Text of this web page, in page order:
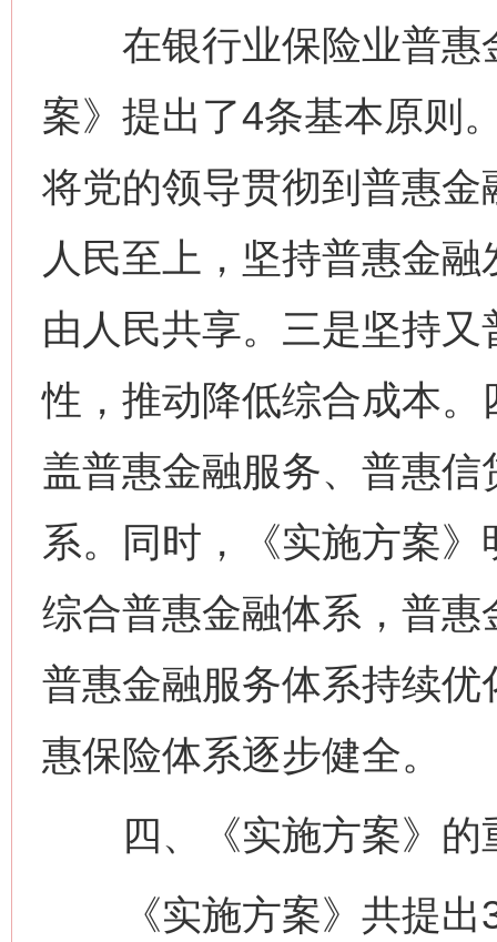
在银行业保险业普惠
案》提出了4条基本原则
将党的领导贯彻到普惠
人民至上，坚持普惠金
由人民共享。三是坚持
性，推动降低综合成本
盖普惠金融服务、普惠
系。同时，《实施方案
综合普惠金融体系，普
普惠金融服务体系持续
惠保险体系逐步健全。
四、《实施方案》的
《实施方案》共提出3